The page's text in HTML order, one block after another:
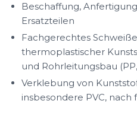
Beschaffung,
Ersatzteilen
Fachgerechtes
thermoplastischer
und Rohrleitungsbau
Verklebung von
insbesondere PVC,